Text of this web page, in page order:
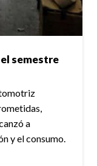
semestre
a
y el consumo.